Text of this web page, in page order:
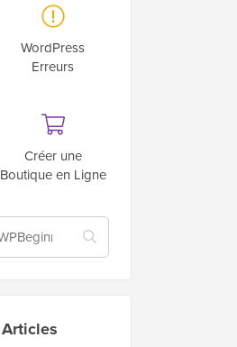
WordPress
Erreurs
Créer une
Boutique en Ligne
Articles